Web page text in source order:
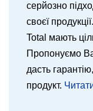
серйозно
своєї
Total мають
Пропонуємо
дасть
продукт.